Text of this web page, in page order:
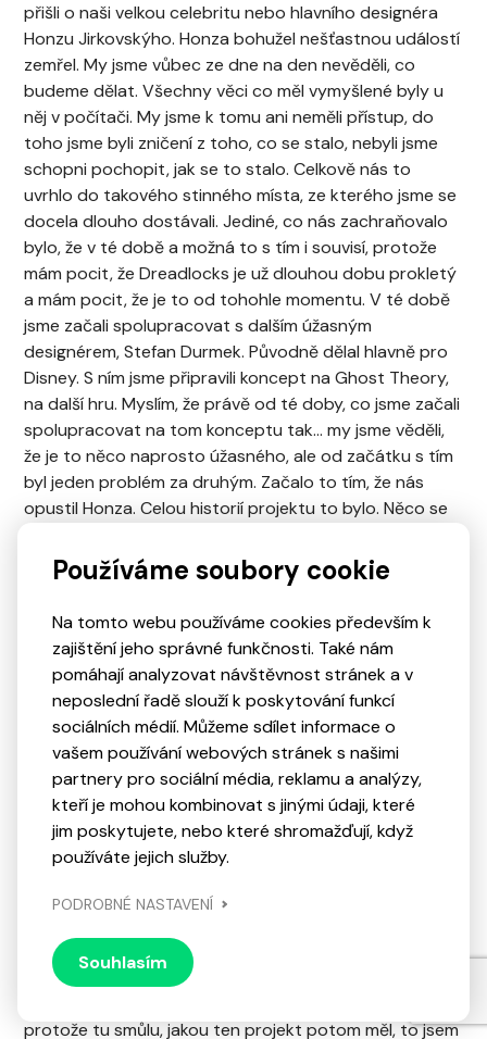
přišli o naši velkou celebritu nebo hlavního designéra
Honzu Jirkovskýho. Honza bohužel nešťastnou událostí
zemřel. My jsme vůbec ze dne na den nevěděli, co
budeme dělat. Všechny věci co měl vymyšlené byly u
něj v počítači. My jsme k tomu ani neměli přístup, do
toho jsme byli zničení z toho, co se stalo, nebyli jsme
schopni pochopit, jak se to stalo. Celkově nás to
uvrhlo do takového stinného místa, ze kterého jsme se
docela dlouho dostávali. Jediné, co nás zachraňovalo
bylo, že v té době a možná to s tím i souvisí, protože
mám pocit, že Dreadlocks je už dlouhou dobu prokletý
a mám pocit, že je to od tohohle momentu. V té době
jsme začali spolupracovat s dalším úžasným
designérem, Stefan Durmek. Původně dělal hlavně pro
Disney. S ním jsme připravili koncept na Ghost Theory,
na další hru. Myslím, že právě od té doby, co jsme začali
spolupracovat na tom konceptu tak… my jsme věděli,
že je to něco naprosto úžasného, ale od začátku s tím
byl jeden problém za druhým. Začalo to tím, že nás
opustil Honza. Celou historií projektu to bylo. Něco se
investor nám to zrušil. Sehnali jsme financování z
nějakého grantu, grant se rozpadl. Udělali jsme
kickstarter, ale s odřenýma ušima, takže nám to moc
nepomohlo. Někdo nám zaplatil, že přejdeme na jinou
technologii a potom, co jsme na ni přešli, tak nám ty
finance nedal (smích). To bylo hrozně moc problémů.
Přece jen, je to duchařská hra a my jsme sáhli na něco,
na co jsme sahat neměli. Možná to i souvisí s tím, že
Ghost Theory bylo vždycky myšlenkou podle
skutečných míst, popisovaných událostí. Například o
nejbrutálnějším poltergeistovi, který žije v Pontefractu,
v Británii. My jsme ti blázni, kteří vzali kamery a jeli tam.
Přespali jsme v těch domech. Máme z toho spoustu
záběrů a zajímavých zkušeností z těch domů. To je na
který to prožil celé se mnou. Myslím, že jsme si z těch
míst, které jsme si skenovali a natáčeli, tak jsme si z nich
protože tu smůlu, jakou ten projekt potom měl, to jsem
Používáme soubory cookie
Na tomto webu používáme cookies především k
zajištění jeho správné funkčnosti. Také nám
pomáhají analyzovat návštěvnost stránek a v
neposlední řadě slouží k poskytování funkcí
sociálních médií. Můžeme sdílet informace o
vašem používání webových stránek s našimi
partnery pro sociální média, reklamu a analýzy,
kteří je mohou kombinovat s jinými údaji, které
jim poskytujete, nebo které shromažďují, když
používáte jejich služby.
PODROBNÉ NASTAVENÍ
Souhlasím